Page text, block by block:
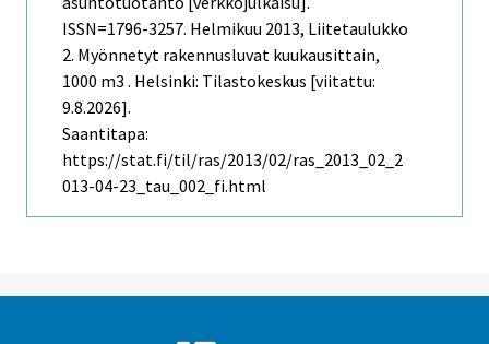
ISSN=1796-3257. Helmikuu 2013, Liitetaulukko
2. Myönnetyt rakennusluvat kuukausittain,
1000 m3 . Helsinki: Tilastokeskus [viitattu:
9.8.2026].
Saantitapa:
https://stat.fi/til/ras/2013/02/ras_2013_02_2
013-04-23_tau_002_fi.html